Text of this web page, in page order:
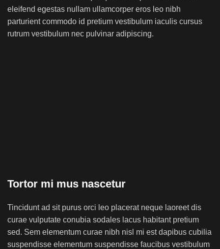
eleifend egestas nullam ullamcorper eros leo nibh
parturient commodo id pretium vestibulum iaculis cursus
rutrum vestibulum nec pulvinar adipiscing.
Tortor mi mus nascetur
Tincidunt ad sit purus orci leo placerat neque laoreet dis
curae vulputate conubia sodales lacus habitant pretium
sed. Sem elementum curae nibh nisl mi est dapibus cubilia
suspendisse elementum suspendisse faucibus vestibulum